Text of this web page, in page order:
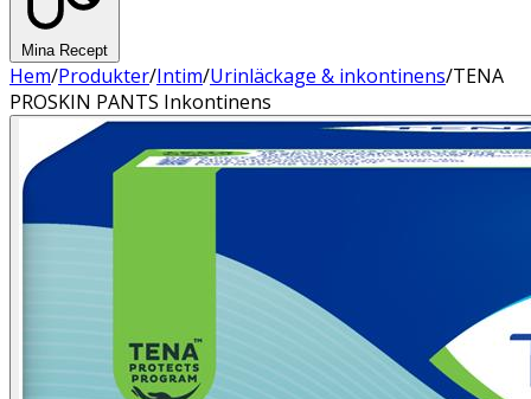
Mina Recept
Hem/Produkter/Intim/Urinläckage & inkontinens/TENA
PROSKIN PANTS Inkontinens